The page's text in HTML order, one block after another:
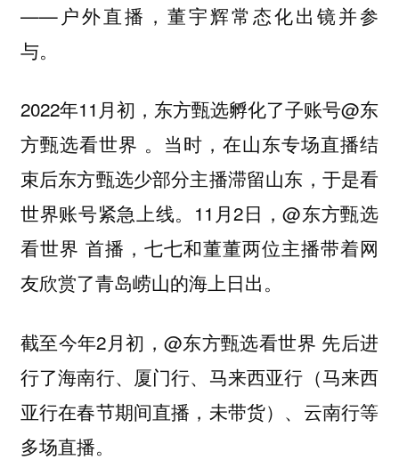
——户外直播，董宇辉常态化出镜并参
与。
2022年11月初，东方甄选孵化了子账号@东
方甄选看世界 。当时，在山东专场直播结
束后东方甄选少部分主播滞留山东，于是看
世界账号紧急上线。11月2日，@东方甄选
看世界 首播，七七和董董两位主播带着网
友欣赏了青岛崂山的海上日出。
截至今年2月初，@东方甄选看世界 先后进
行了海南行、厦门行、马来西亚行（马来西
亚行在春节期间直播，未带货）、云南行等
多场直播。